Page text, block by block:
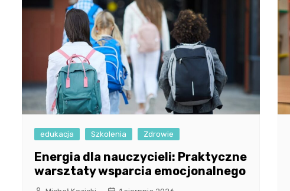
edukacja Szkolenia Zdrowie
Energia dla nauczycieli: Praktyczne
warsztaty wsparcia emocjonalnego